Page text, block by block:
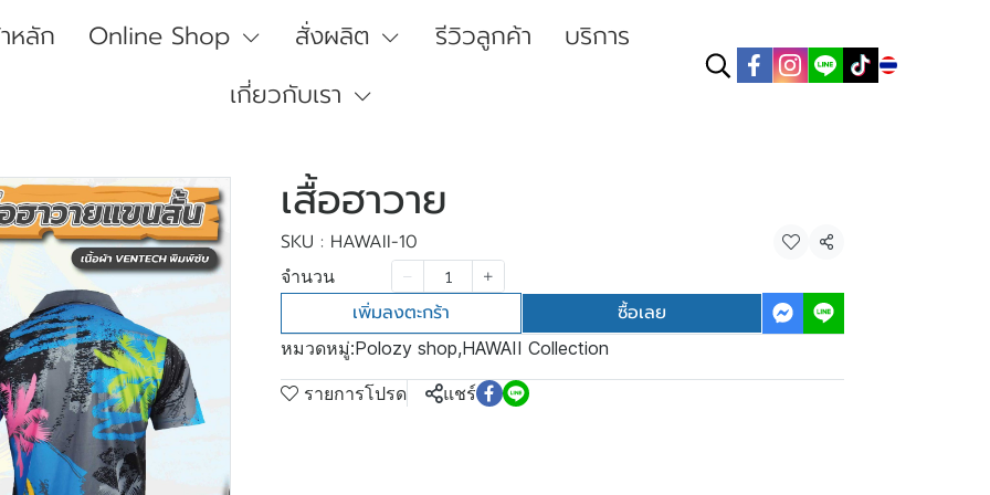
หลัก Online Shop สั่งผลิต รีวิวลูกค้า
บริการ
เกี่ยวกับเรา
เสื้อฮาวาย
SKU : HAWAII-10 แชร์
จำนวน
เพิ่มลงตะกร้า ซื้อเลย
หมวดหมู่:Polozy shop,HAWAII Collection
รายการโปรด แชร์